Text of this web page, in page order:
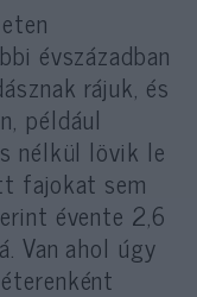
évszázadban
rájuk, és
például
nélkül lövik le
fajokat sem
évente 2,6
Van ahol úgy